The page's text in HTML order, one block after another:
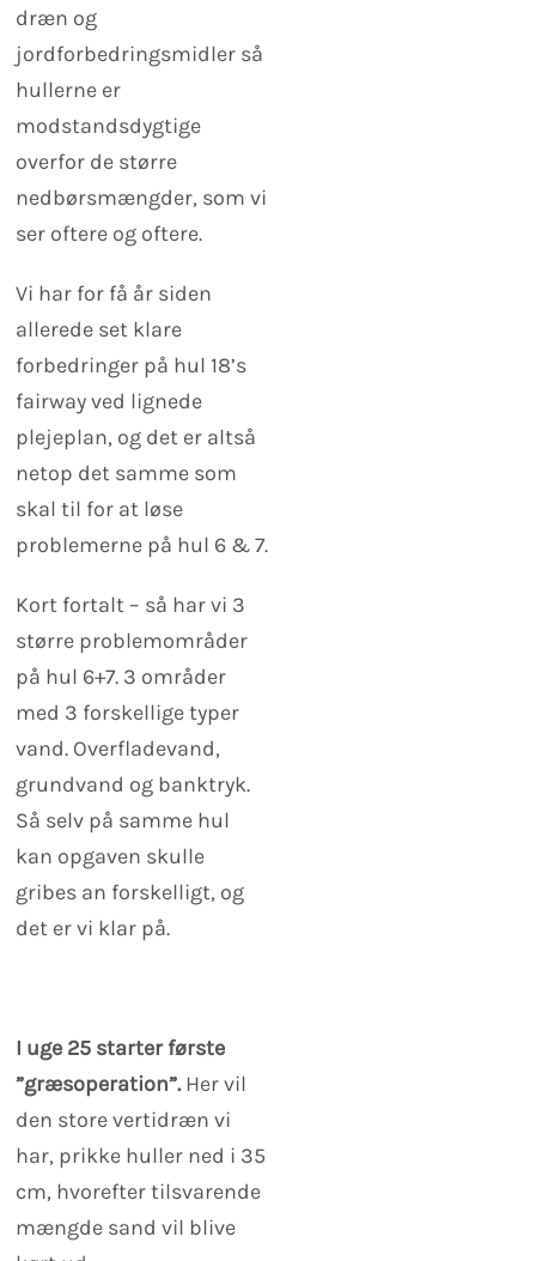
dræn og
jordforbedringsmidler så
hullerne er
modstandsdygtige
overfor de større
nedbørsmængder, som vi
ser oftere og oftere.
Vi har for få år siden
allerede set klare
forbedringer på hul 18’s
fairway ved lignede
plejeplan, og det er altså
netop det samme som
skal til for at løse
problemerne på hul 6 & 7.
Kort fortalt – så har vi 3
større problemområder
på hul 6+7. 3 områder
med 3 forskellige typer
vand. Overfladevand,
grundvand og banktryk.
Så selv på samme hul
kan opgaven skulle
gribes an forskelligt, og
det er vi klar på.
I uge 25 starter første
”græsoperation”.Her vil
den store vertidræn vi
har, prikke huller ned i 35
cm, hvorefter tilsvarende
mængde sand vil blive